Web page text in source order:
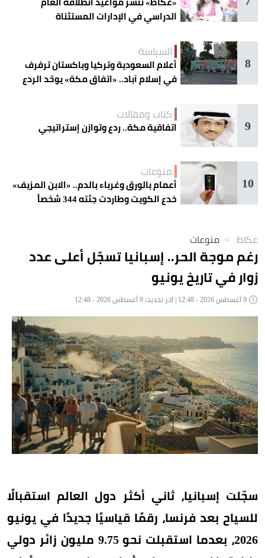
الدراسي في الإدارات المستثناة
8
السياسة
أعلام السعودية وتركيا وباكستان ترفرف
في إسلام آباد.. «اتفاق مكة» يوحّد الردع
9
كتاب ومقالات
اتفاقية مكة.. ردع وتوازن إستراتيجي
10
منوعات
أعمام بالورق وغرباء بالدم.. «الابن المزيف»
خدع الكويت وطاردت جثته 344 شخصاً
عكاظ > منوعات
رغم موجة الحر.. إسبانيا تسجّل أعلى عدد
زوار في تاريخ يونيو
سجّلت إسبانيا، ثاني أكثر دول العالم استقبالًا
للسياح بعد فرنسا، رقمًا قياسيًا جديدًا في يونيو
2026، بعدما استقبلت نحو 9.75 مليون زائر دولي